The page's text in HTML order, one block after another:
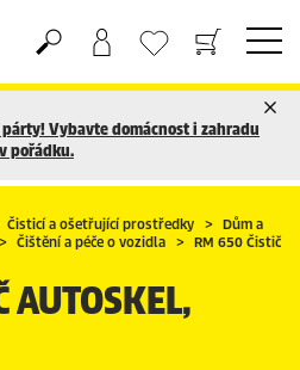
párty! Vybavte domácnost i zahradu
pořádku.
Čisticí a ošetřující prostředky
Dům a
Čištění a péče o vozidla
RM 650 Čistič
AUTOSKEL,